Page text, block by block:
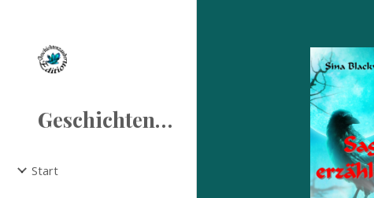
Geschichtenzauber
Start